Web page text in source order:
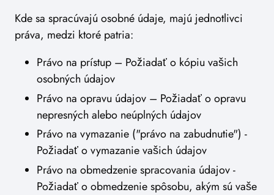
Kde sa spracúvajú osobné údaje, majú jednotlivci
práva, medzi ktoré patria:
Právo na prístup – Požiadať o kópiu vašich
osobných údajov
Právo na opravu údajov – Požiadať o opravu
nepresných alebo neúplných údajov
Právo na vymazanie ("právo na zabudnutie") -
Požiadať o vymazanie vašich údajov
Právo na obmedzenie spracovania údajov -
Požiadať o obmedzenie spôsobu, akým sú vaše